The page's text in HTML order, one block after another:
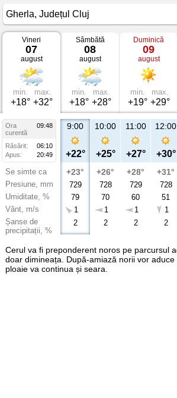
Vremea
Gherla
Județul
Cluj
Vineri
07
august
min.
+18°
max.
+32°
Sâmbătă
08
august
min.
+18°
max.
+28°
Duminică
09
august
min.
+19°
max.
+29°
Ora
09:48
curentă
Răsărit:
06:10
Apus:
20:49
Se simte ca
Presiune, mm
Umiditate, %
Vânt, m/s
Șanse de
precipitații, %
9:00
+22°
+23°
729
79
1
2
10:00
+25°
+26°
728
70
1
2
11:00
+27°
+28°
729
60
1
2
12:00
+30°
+31°
728
51
1
2
Cerul va fi preponderent noros pe parcursul
doar dimineața. După-amiază norii vor
ploaie va continua și seara.